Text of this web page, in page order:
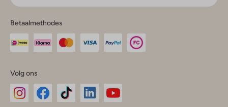
Betaalmethodes
Volg ons